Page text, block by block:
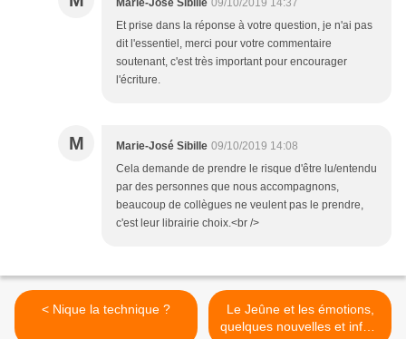
Marie-José Sibille 09/10/2019 14:37
Et prise dans la réponse à votre question, je n'ai pas
dit l'essentiel, merci pour votre commentaire
soutenant, c'est très important pour encourager
l'écriture.
M Marie-José Sibille 09/10/2019 14:08
Cela demande de prendre le risque d'être lu/entendu
par des personnes que nous accompagnons,
beaucoup de collègues ne veulent pas le prendre,
c'est leur librairie choix.<br />
< Nique la technique ?
Le Jeûne et les émotions,
quelques nouvelles et infos.